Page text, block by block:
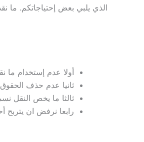
الذي يلبي بعض إحتياجاتكم. ما
أولا عدم إستخدام ما
ثانيا عدم حذف الحقوق
ثالثا ما يخص النقل
رابعا نرفض ان يتربح